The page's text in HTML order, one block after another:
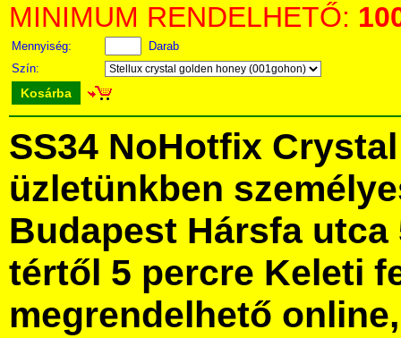
MINIMUM RENDELHETŐ:
Mennyiség:
Darab
Szín:
Kosárba
SS34 NoHotfix
üzletünkben
Budapest Hársfa utca
tértől 5 percre Keleti
megrendelhető